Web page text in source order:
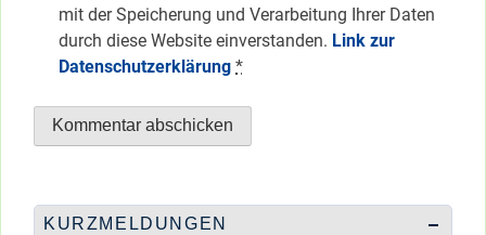
mit der Speicherung und Verarbeitung Ihrer Daten
durch diese Website einverstanden. Link zur
Datenschutzerklärung *
KURZMELDUNGEN